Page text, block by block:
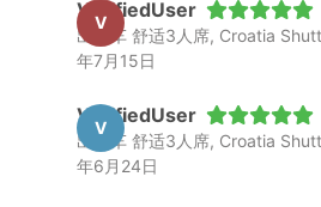
V
VerifiedUser
出租车 舒适3人席, Croatia
年7月15日
V
VerifiedUser
出租车 舒适3人席, Croatia
年6月24日